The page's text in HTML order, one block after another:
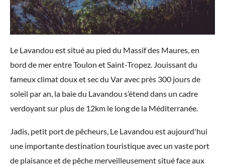
Le Lavandou est situé au pied du Massif des Maures, en
bord de mer entre Toulon et Saint-Tropez. Jouissant du
fameux climat doux et sec du Var avec près 300 jours de
soleil par an, la baie du Lavandou s’étend dans un cadre
verdoyant sur plus de 12km le long de la Méditerranée.
Jadis, petit port de pêcheurs, Le Lavandou est aujourd'hui
une importante destination touristique avec un vaste port
de plaisance et de pêche merveilleusement situé face aux